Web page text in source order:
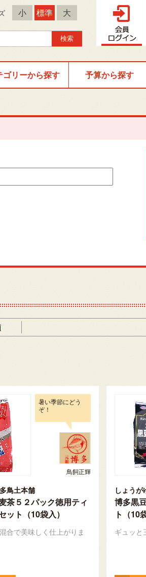
小 標準 大
ゴリーから探す 予算から探す
暑い季節にどう
ぞ！
鳥飼正輝
鳥土本舗
茶５２パック徳用ティ
ト（10袋入）
合で美味しく仕上がりま
しょう
博多黒
ト（10
ギュッと